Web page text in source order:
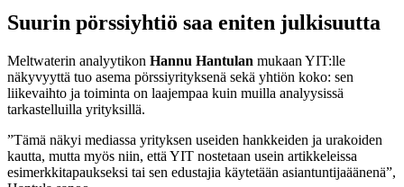
Suurin pörssiyhtiö saa eniten julkisuutta
Meltwaterin analyytikon Hannu Hantulan mukaan YIT:lle
näkyvyyttä tuo asema pörssiyrityksenä sekä yhtiön koko: sen
liikevaihto ja toiminta on laajempaa kuin muilla analyysissä
tarkastelluilla yrityksillä.
”Tämä näkyi mediassa yrityksen useiden hankkeiden ja urakoiden
kautta, mutta myös niin, että YIT nostetaan usein artikkeleissa
esimerkkitapaukseksi tai sen edustajia käytetään asiantuntijaäänenä”,